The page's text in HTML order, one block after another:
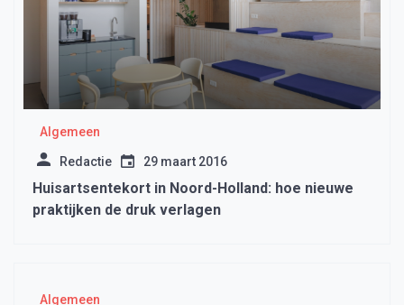
Algemeen
Redactie 29 maart 2016
Huisartsentekort in Noord-Holland: hoe nieuwe
praktijken de druk verlagen
Algemeen